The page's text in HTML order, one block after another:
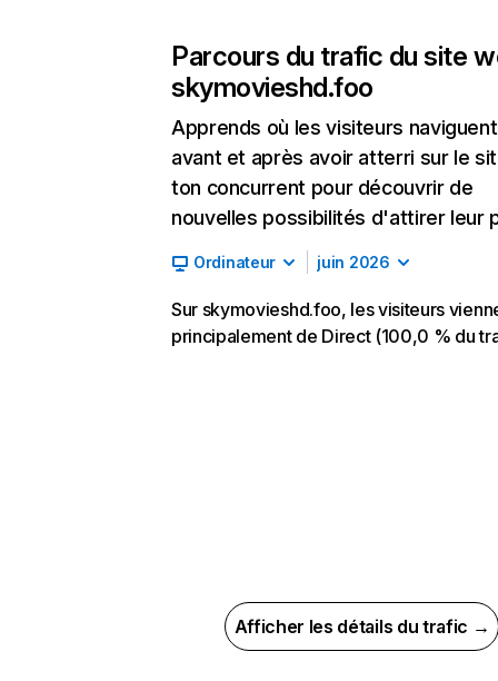
Parcours du trafic du site
skymovieshd.foo
Apprends où les visiteurs naviguent
avant et après avoir atterri sur le
ton concurrent pour découvrir de
nouvelles possibilités d'attirer leur
Ordinateur juin 2026
Sur skymovieshd.foo, les visiteurs
principalement de Direct (100,0 % du
Afficher les détails du trafic →